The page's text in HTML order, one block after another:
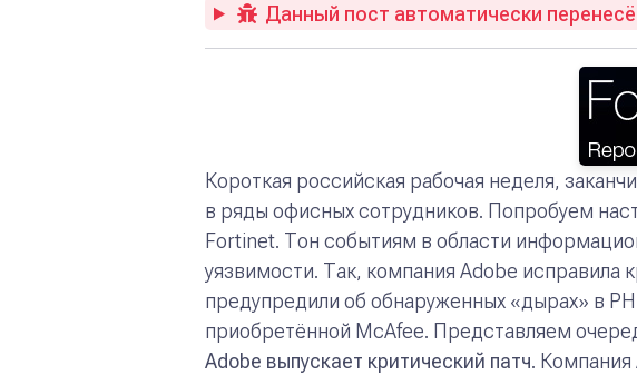
Данный пост автоматически
Короткая российская рабочая неделя,
в ряды офисных сотрудников. Попробуем
Fortinet. Тон событиям в области
уязвимости. Так, компания Adobe исправила
предупредили об обнаруженных «дырах» в
приобретённой McAfee. Представляем
Adobe выпускает критический патч. Компания